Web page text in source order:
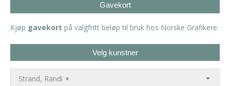
Gavekort
Kjøp gavekort på valgfritt beløp til bruk hos Norske Grafikere.
Velg kunstner
×
Strand, Randi